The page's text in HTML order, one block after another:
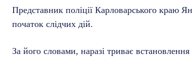
Представник поліції Карловарського краю
початок слідчих дій.
За його словами, наразі триває